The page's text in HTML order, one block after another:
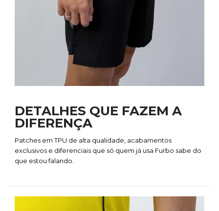
DETALHES QUE FAZEM A
DIFERENÇA
Patches em TPU de alta qualidade, acabamentos
exclusivos e diferenciais que só quem já usa Furbo sabe do
que estou falando.